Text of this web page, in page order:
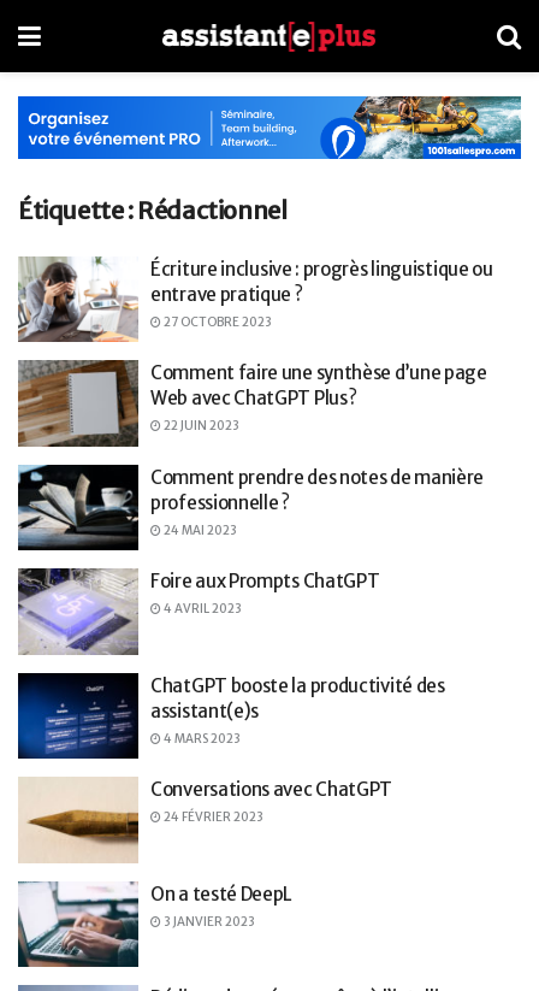
Étiquette : Rédactionnel
Écriture inclusive : progrès linguistique ou
entrave pratique ?
27 OCTOBRE 2023
Comment faire une synthèse d’une page
Web avec ChatGPT Plus ?
22 JUIN 2023
Comment prendre des notes de manière
professionnelle ?
24 MAI 2023
Foire aux Prompts ChatGPT
4 AVRIL 2023
ChatGPT booste la productivité des
assistant(e)s
4 MARS 2023
Conversations avec ChatGPT
24 FÉVRIER 2023
On a testé DeepL
3 JANVIER 2023